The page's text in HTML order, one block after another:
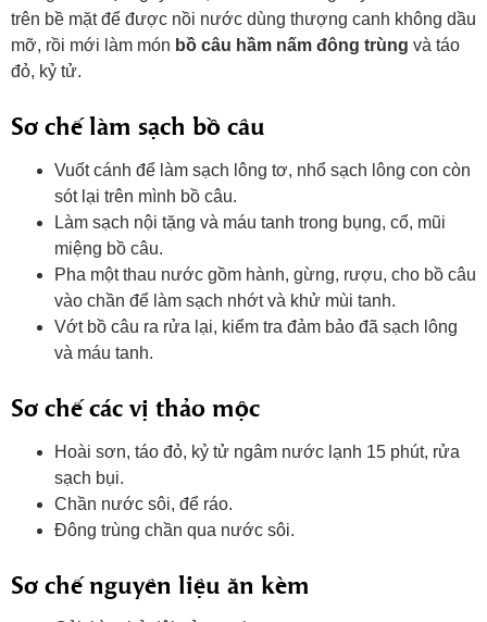
trên bề mặt để được nồi nước dùng thượng canh không dầu
mỡ, rồi mới làm món bồ câu hầm nấm đông trùng và táo
đỏ, kỷ tử.
Sơ chế làm sạch bồ câu
Vuốt cánh để làm sạch lông tơ, nhổ sạch lông con còn
sót lại trên mình bồ câu.
Làm sạch nội tặng và máu tanh trong bụng, cổ, mũi
miệng bồ câu.
Pha một thau nước gồm hành, gừng, rượu, cho bồ câu
vào chần để làm sạch nhớt và khử mùi tanh.
Vớt bồ câu ra rửa lại, kiểm tra đảm bảo đã sạch lông
và máu tanh.
Sơ chế các vị thảo mộc
Hoài sơn, táo đỏ, kỷ tử ngâm nước lạnh 15 phút, rửa
sạch bụi.
Chần nước sôi, để ráo.
Đông trùng chần qua nước sôi.
Sơ chế nguyên liệu ăn kèm